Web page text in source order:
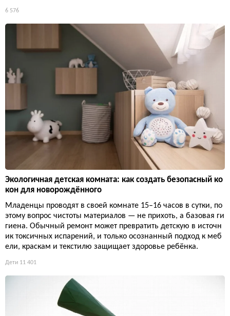
6 576
Экологичная детская комната: как создать безопасный ко
кон для новорождённого
Младенцы проводят в своей комнате 15–16 часов в сутки, по
этому вопрос чистоты материалов — не прихоть, а базовая ги
гиена. Обычный ремонт может превратить детскую в источн
ик токсичных испарений, и только осознанный подход к меб
ели, краскам и текстилю защищает здоровье ребёнка.
Дети 11 401